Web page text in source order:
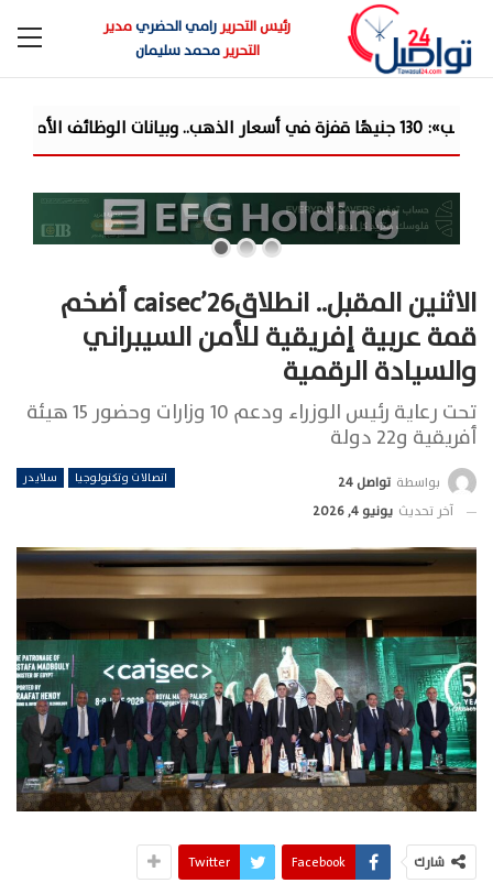
رئيس التحريررامي الحضريمدير
التحريرمحمد سليمان
الاثنين المقبل.. انطلاقcaisec’26 أضخم
قمة عربية إفريقية للأمن السيبراني
والسيادة الرقمية
تحت رعاية رئيس الوزراء ودعم 10 وزارات وحضور 15 هيئة
أفريقية و22 دولة
اتصالات وتكنولوجيا سلايدر بواسطة تواصل 24
آخر تحديث يونيو 4, 2026
شارك Facebook
Twitter